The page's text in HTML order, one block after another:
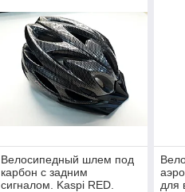
Велосипедный шлем под
карбон с задним
сигналом. Kaspi RED.
для